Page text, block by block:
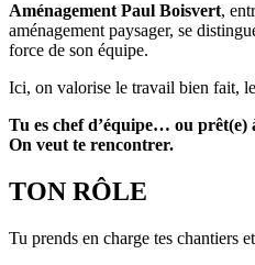
Aménagement Paul Boisvert,
aménagement paysager, se
force de son équipe.
Ici, on valorise le travail bien fait,
Tu es chef d’équipe… ou prêt(e)
On veut te rencontrer.
TON RÔLE
Tu prends en charge tes chantiers